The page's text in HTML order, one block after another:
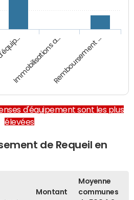
Immobilisations a…Remboursement …
d'équipement sont les plus
élevées
de Requeil en
Montant
Moyenne
communes